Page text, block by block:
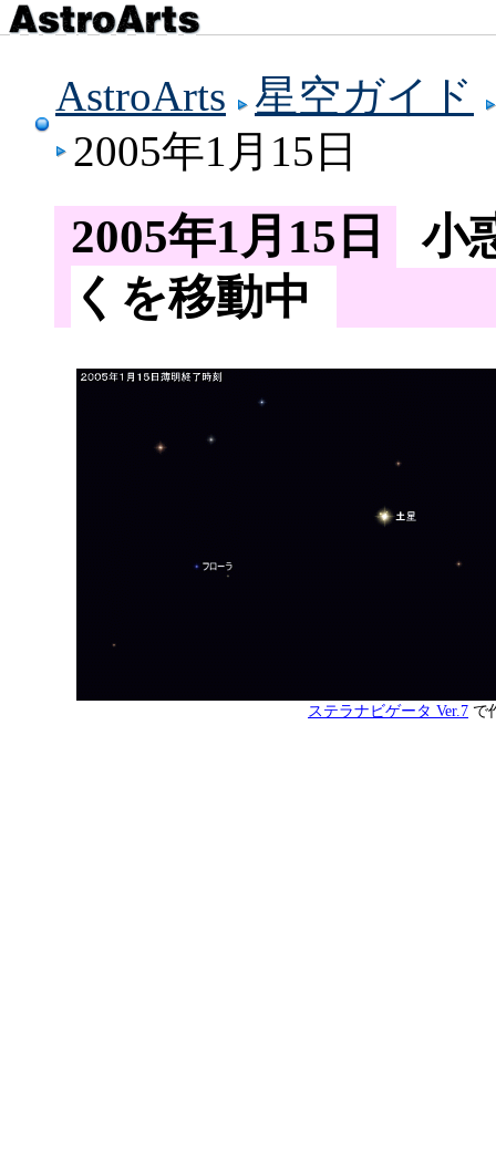
AstroArts
星空ガイド
2005年1月15日
2005年1月15日
小
くを移動中
ステラナビゲータ Ver.7 で